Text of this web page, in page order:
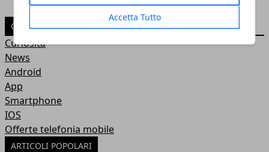
Accetta Tutto
CATEGORIE
Curiosità
News
Android
App
Smartphone
IOS
Offerte telefonia mobile
ARTICOLI POPOLARI